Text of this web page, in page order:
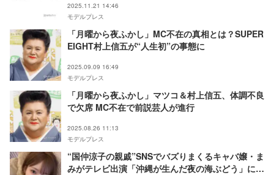
2025.11.21 14:46
モデルプレス
「月曜から夜ふかし」MC不在の真相とは？SUPER
EIGHT村上信五が“人生初”の事態に
2025.09.09 16:49
モデルプレス
「月曜から夜ふかし」マツコ＆村上信五、体調不良
で欠席 MC不在で前説芸人が進行
2025.08.26 11:13
モデルプレス
“国仲涼子の親戚”SNSでバズりまくるキャバ嬢・ま
みがテレビ出演「沖縄が生んだ夜の海ぶどう」にマ